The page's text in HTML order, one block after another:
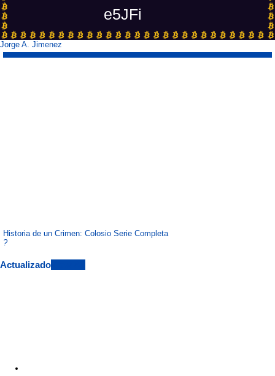
e5JFi
Jorge A. Jimenez
Historia de un Crimen: Colosio Serie Completa
?
Actualizado